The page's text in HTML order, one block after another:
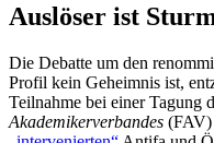
Auslöser ist
Die Debatte um den
Profil kein Geheimnis ist,
Teilnahme bei einer Tagung
Akademikerverbandes (FAV)